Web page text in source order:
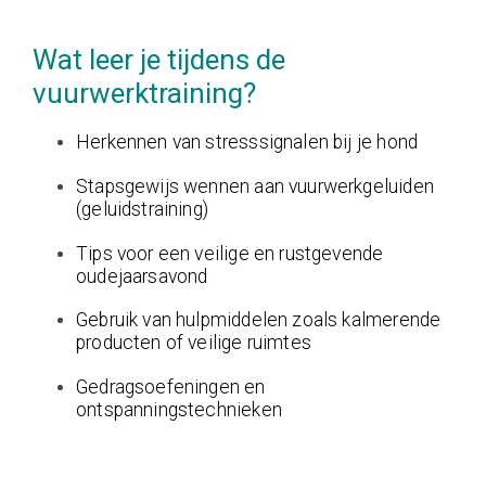
Wat leer je tijdens de
vuurwerktraining?
Herkennen van stresssignalen bij je hond
Stapsgewijs wennen aan vuurwerkgeluiden
(geluidstraining)
Tips voor een veilige en rustgevende
oudejaarsavond
Gebruik van hulpmiddelen zoals kalmerende
producten of veilige ruimtes
Gedragsoefeningen en
ontspanningstechnieken